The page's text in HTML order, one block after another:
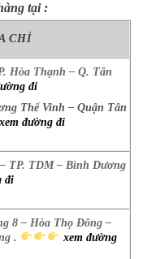
tại :
CHỈ
Hòa Thạnh – Q. Tân
đi
Thế Vinh – Quận Tân
đường đi
TP. TDM – Bình Dương
đi
8 – Hòa Thọ Đông –
.
xem đường